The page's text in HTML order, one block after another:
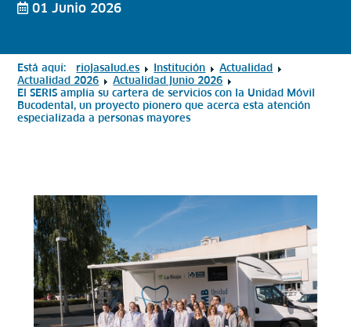
01 Junio 2026
Está aquí: riojasalud.es Institución
Actualidad
Actualidad 2026
Actualidad junio 2026
El SERIS amplía su cartera de servicios con la Unidad Móvil
Bucodental, un proyecto pionero que acerca esta atención
especializada a personas mayores